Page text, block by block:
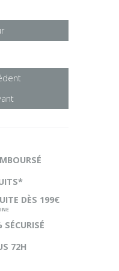
DÈS 199€
SÉCURISÉ
72H